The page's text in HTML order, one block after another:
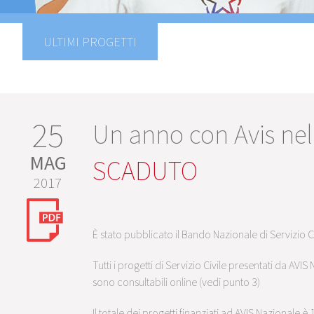
ULTIMI PROGETTI
25
MAG
2017
Un anno con Avis
SCADUTO
È stato pubblicato il Bando Nazionale di Servizio
Tutti i progetti di Servizio Civile presentati da
sono consultabili online (vedi punto 3)